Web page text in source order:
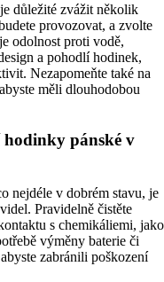
důležité zvážit několik
provozovat, a zvolte
odolnost proti vodě,
a pohodlí hodinek,
Nezapomeňte také na
měli dlouhodobou
pánské v
nejdéle v dobrém stavu, je
Pravidelně čistěte
s chemikáliemi, jako
výměny baterie či
zabránili poškození